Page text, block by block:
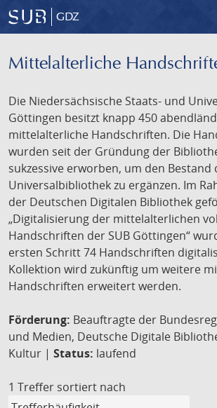
GDZ
Mittelalterliche
Die Niedersächsische Staats- und
Göttingen besitzt knapp 450
mittelalterliche Handschriften. Die
wurden seit der Gründung der
sukzessive erworben, um den Bestand
Universalbibliothek zu ergänzen. Im
der Deutschen Digitalen Bibliothek
„Digitalisierung der mittelalterlichen
Handschriften der SUB Göttingen“
ersten Schritt 74 Handschriften
Kollektion wird zukünftig um weitere
Handschriften erweitert werden.
Förderung: Beauftragte der
und Medien, Deutsche Digitale
Kultur | Status: laufend
1 Treffer sortiert nach